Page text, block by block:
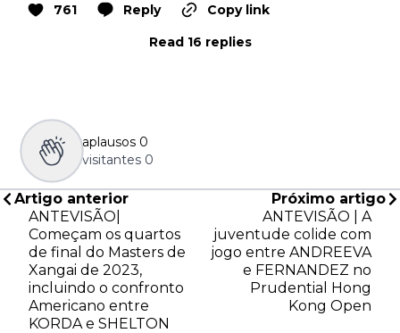
761 Reply
Copy link
Read 16 replies
aplausos 0
visitantes 0
Artigo anterior
ANTEVISÃO|
Começam os quartos
de final do Masters de
Xangai de 2023,
incluindo o confronto
Americano entre
KORDA e SHELTON
Próximo artigo
ANTEVISÃO | A
juventude colide com
jogo entre ANDREEVA
e FERNANDEZ no
Prudential Hong
Kong Open